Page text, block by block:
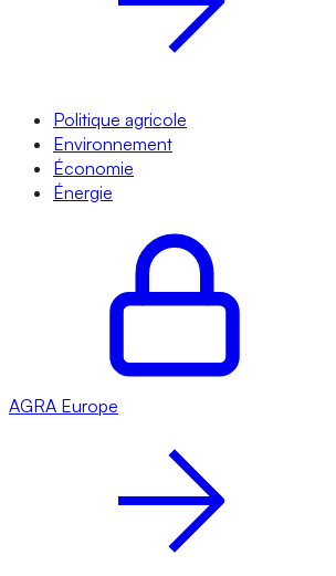
Politique agricole
Environnement
Économie
Énergie
AGRA Europe